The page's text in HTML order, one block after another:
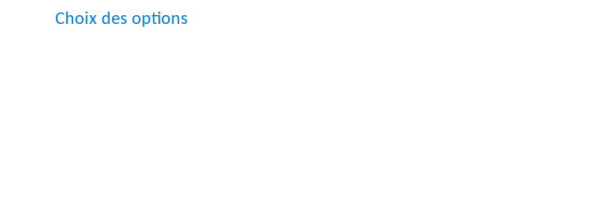
Choix des options